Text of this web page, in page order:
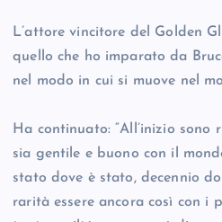
L’attore vincitore del Golden
quello che ho imparato da
nel modo in cui si muove nel
Ha continuato: “All’inizio
sia gentile e buono con il
stato dove è stato, decennio
rarità essere ancora così con i